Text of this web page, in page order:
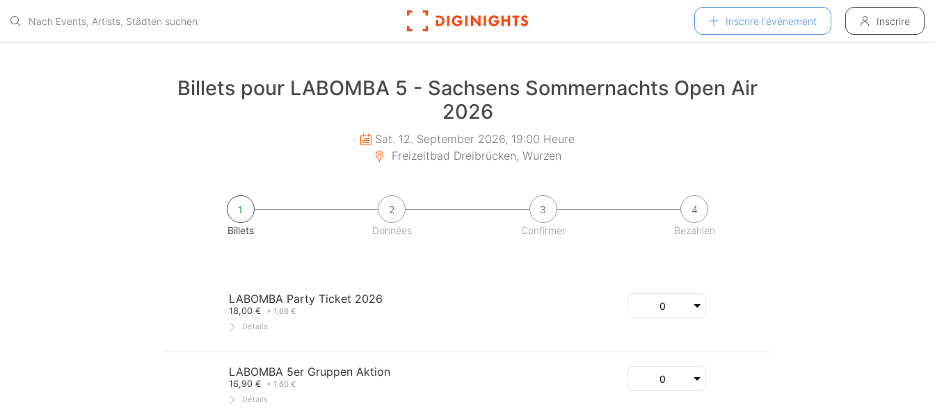
Inscrire l'événement Inscrire
Billets pour LABOMBA 5 - Sachsens Sommernachts Open Air
2026
Sat. 12. September 2026, 19:00 Heure
Freizeitbad Dreibrücken, Wurzen
1
Billets
2
Données
3
Confirmer
4
Bezahlen
LABOMBA Party Ticket 2026
18,00 €
+ 1,66 €
Détails
LABOMBA 5er Gruppen Aktion
16,90 €
+ 1,60 €
Détails